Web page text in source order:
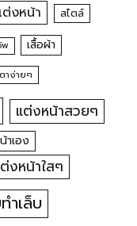
งหน้า สไตล์
พ เสื้อผ้า
าง่ายๆ
แต่งหน้าสวยๆ
าเอง
งหน้าใสๆ
ำเล็บ